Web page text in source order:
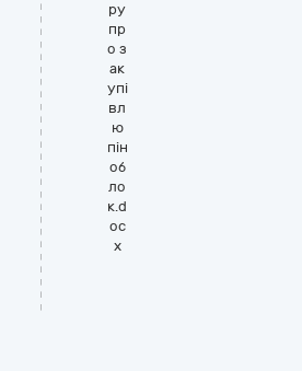
ру
пр
о з
ак
упі
вл
ю
пін
об
ло
к.d
oc
x